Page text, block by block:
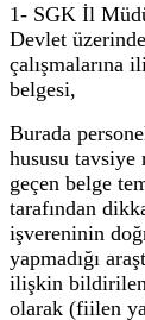
1- SGK İl
Devlet
çalışmalarına
belgesi,
Burada
hususu
geçen belge
tarafından
işvereninin
yapmadığı
ilişkin bildirilen
olarak (fiilen